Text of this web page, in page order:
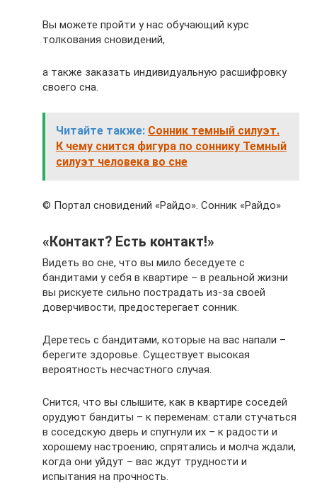
Вы можете пройти у нас обучающий курс
толкования сновидений,
а также заказать индивидуальную расшифровку
своего сна.
Читайте также: Сонник темный силуэт.
К чему снится фигура по соннику Темный
силуэт человека во сне
© Портал сновидений «Райдо». Сонник «Райдо»
«Контакт? Есть контакт!»
Видеть во сне, что вы мило беседуете с
бандитами у себя в квартире – в реальной жизни
вы рискуете сильно пострадать из-за своей
доверчивости, предостерегает сонник.
Деретесь с бандитами, которые на вас напали –
берегите здоровье. Существует высокая
вероятность несчастного случая.
Снится, что вы слышите, как в квартире соседей
орудуют бандиты – к переменам: стали стучаться
в соседскую дверь и спугнули их – к радости и
хорошему настроению, спрятались и молча ждали,
когда они уйдут – вас ждут трудности и
испытания на прочность.